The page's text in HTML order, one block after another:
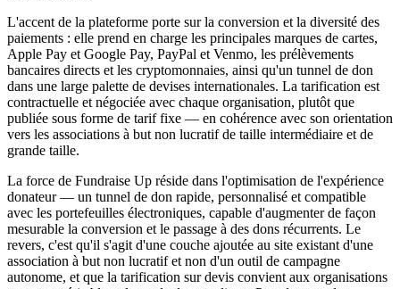
L'accent de la plateforme porte sur la conversion et la diversité des
paiements : elle prend en charge les principales marques de cartes,
Apple Pay et Google Pay, PayPal et Venmo, les prélèvements
bancaires directs et les cryptomonnaies, ainsi qu'un tunnel de don
dans une large palette de devises internationales. La tarification est
contractuelle et négociée avec chaque organisation, plutôt que
publiée sous forme de tarif fixe — en cohérence avec son orientation
vers les associations à but non lucratif de taille intermédiaire et de
grande taille.
La force de Fundraise Up réside dans l'optimisation de l'expérience
donateur — un tunnel de don rapide, personnalisé et compatible
avec les portefeuilles électroniques, capable d'augmenter de façon
mesurable la conversion et le passage à des dons récurrents. Le
revers, c'est qu'il s'agit d'une couche ajoutée au site existant d'une
association à but non lucratif et non d'un outil de campagne
autonome, et que la tarification sur devis convient aux organisations